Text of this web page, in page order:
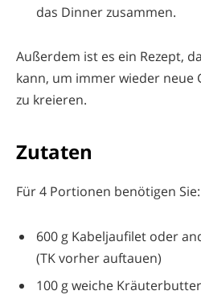
das Dinner zusammen.
Außerdem ist es ein Rezept,
kann, um immer wieder neue
zu kreieren.
Zutaten
Für 4 Portionen benötigen Sie:
600 g Kabeljaufilet oder
(TK vorher auftauen)
100 g weiche Kräuterbutter